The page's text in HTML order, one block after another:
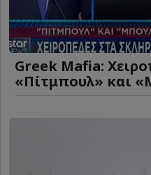
Greek Mafia:
«Πίτμπουλ» και